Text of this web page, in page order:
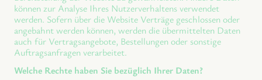
können zur Analyse Ihres Nutzerverhaltens verwendet
werden. Sofern über die Website Verträge geschlossen oder
angebahnt werden können, werden die übermittelten Daten
auch für Vertragsangebote, Bestellungen oder sonstige
Auftragsanfragen verarbeitet.
Welche Rechte haben Sie bezüglich Ihrer Daten?